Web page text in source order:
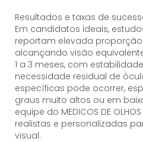
Resultados e taxas de
Em candidatos ideais,
reportam elevada
alcançando visão
1 a 3 meses, com
necessidade residual de
específicas pode ocorrer,
graus muito altos ou em
equipe do MEDICOS DE
realistas e personalizadas
visual.